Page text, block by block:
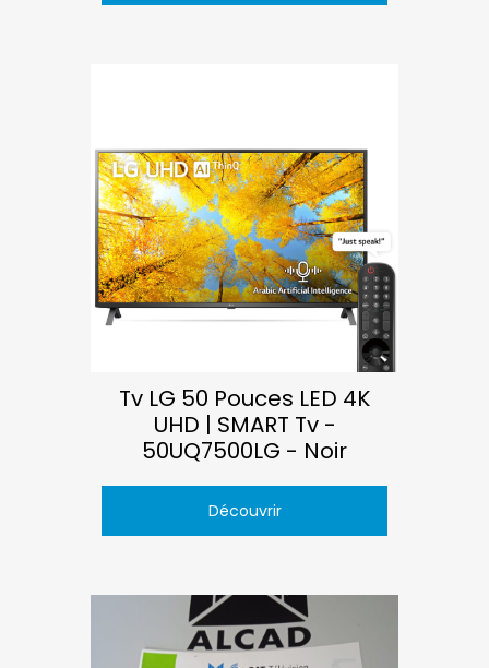
Tv LG 50 Pouces LED 4K
UHD | SMART Tv -
50UQ7500LG - Noir
Découvrir